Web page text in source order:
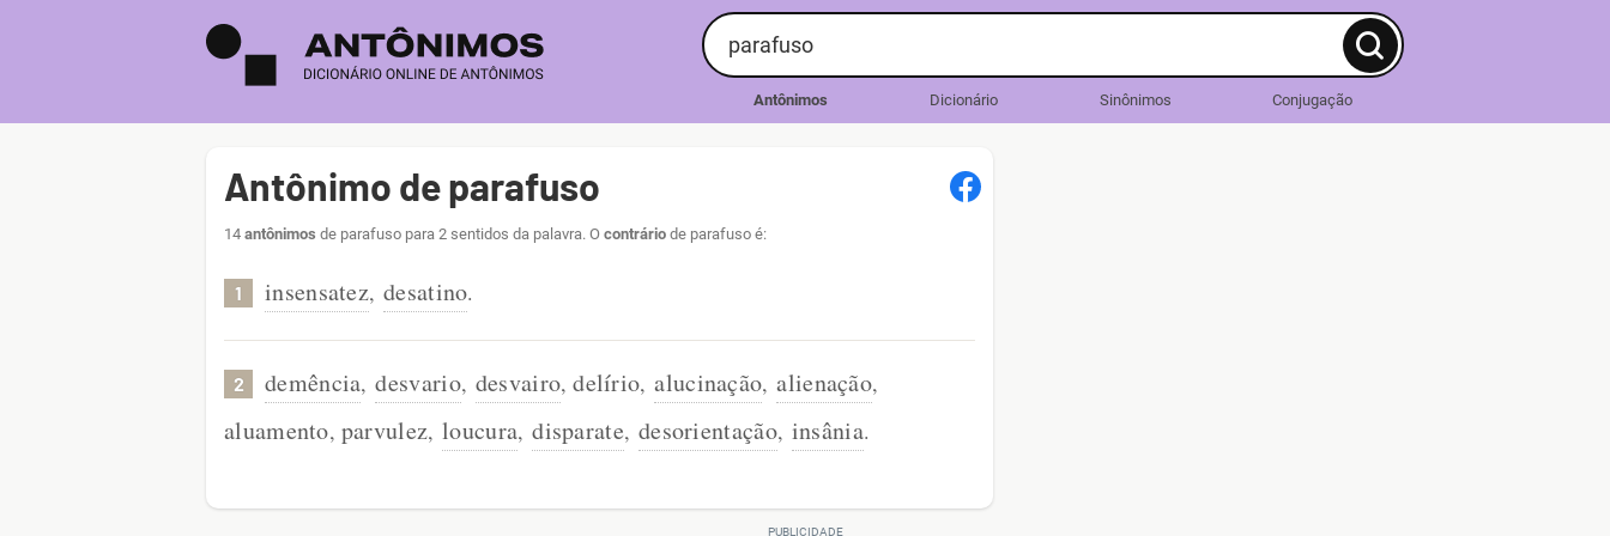
Antônimos Dicionário Sinônimos Conjugação
Antônimo de parafuso
14 antônimos de parafuso para 2 sentidos da palavra. O contrário de parafuso é:
1 insensatez, desatino.
2 demência, desvario, desvairo,delírio, alucinação, alienação,
aluamento, parvulez, loucura, disparate, desorientação, insânia.